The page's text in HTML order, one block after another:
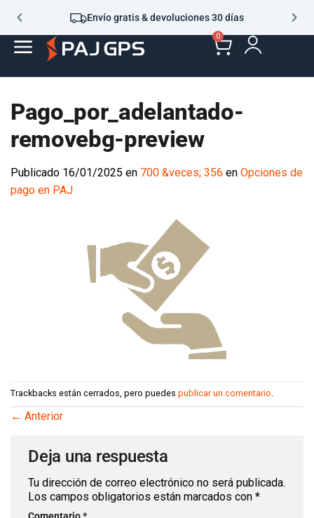
Envío gratis & devoluciones 30 días
0
Pago_por_adelantado-
removebg-preview
Publicado16/01/2025en 700 &veces; 356enOpciones de pago
en PAJ
Trackbacks están cerrados, pero puedespublicar un comentario.
← Anterior
Deja una respuesta
Tu dirección de correo electrónico no será
publicada. Los campos obligatorios están marcados
con*